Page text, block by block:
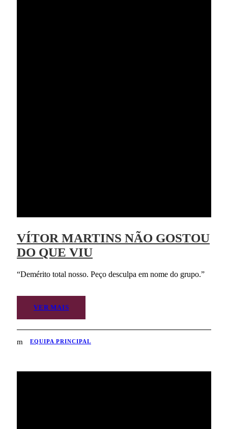
VÍTOR MARTINS NÃO GOSTOU
DO QUE VIU
“Demérito total nosso. Peço desculpa em nome do grupo.”
VER MAIS
EQUIPA PRINCIPAL